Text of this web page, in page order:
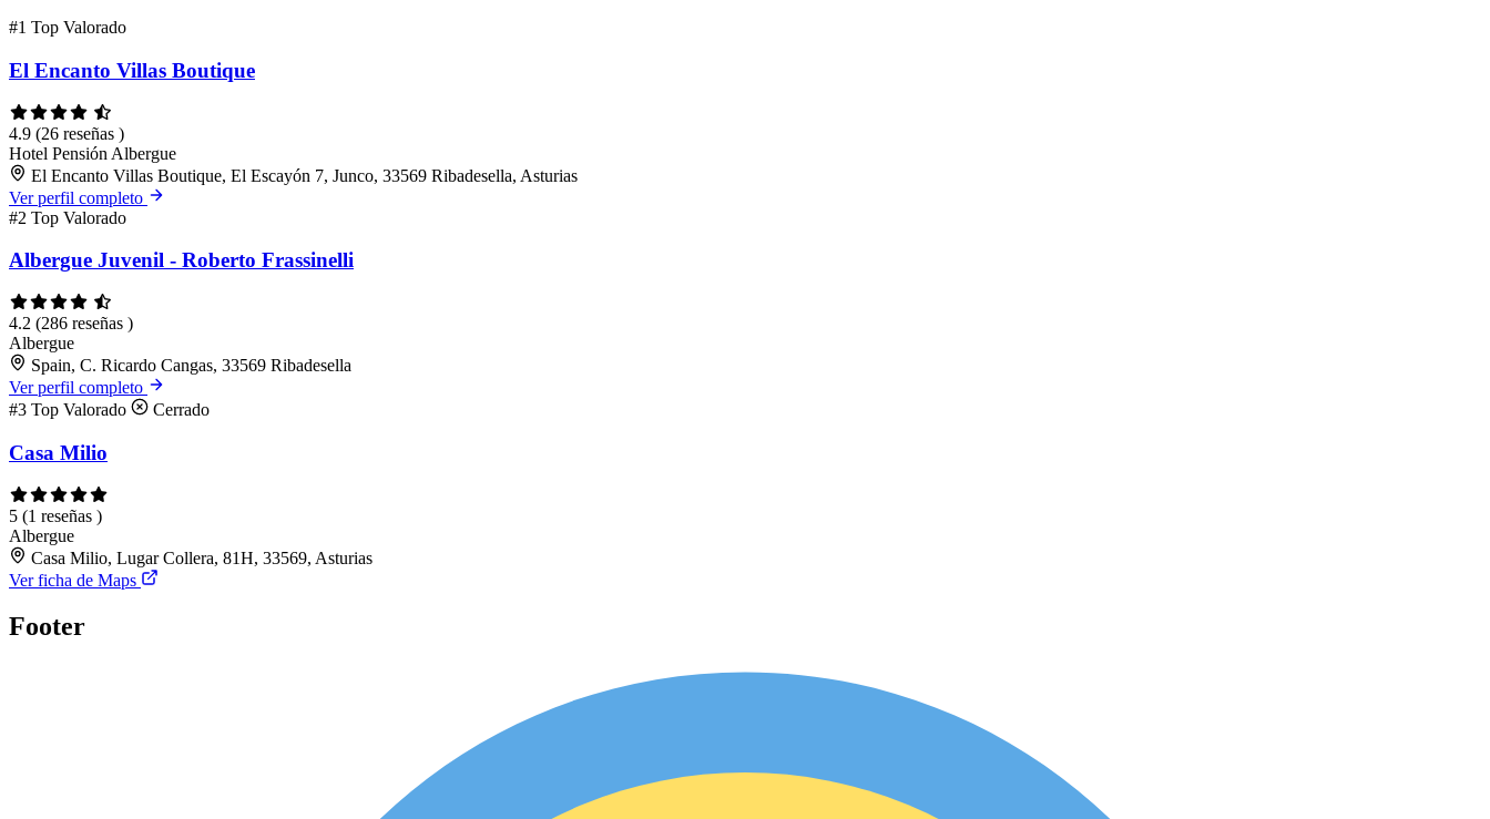
#1 Top Valorado
El Encanto Villas Boutique
4.9 (26 reseñas )
Hotel Pensión Albergue
El Encanto Villas Boutique, El Escayón 7, Junco, 33569 Ribadesella, Asturias
Ver perfil completo
#2 Top Valorado
Albergue Juvenil - Roberto Frassinelli
4.2 (286 reseñas )
Albergue
Spain, C. Ricardo Cangas, 33569 Ribadesella
Ver perfil completo
#3 Top Valorado Cerrado
Casa Milio
5 (1 reseñas )
Albergue
Casa Milio, Lugar Collera, 81H, 33569, Asturias
Ver ficha de Maps
Footer